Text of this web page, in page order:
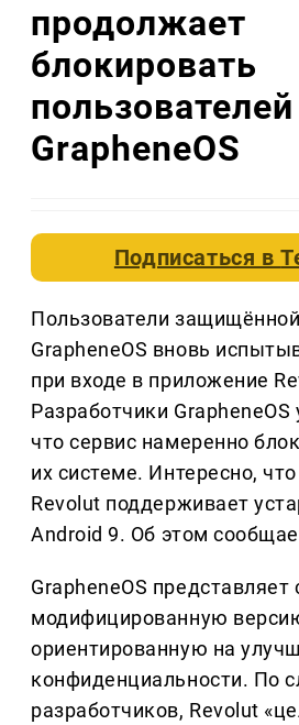
продолжает
блокировать
GrapheneOS
Подписаться в
Пользователи
GrapheneOS вновь
при входе в приложение
Разработчики
что сервис намеренно
их системе. Интересно,
Revolut поддерживает
Android 9. Об этом
GrapheneOS представляет
модифицированную
ориентированную на
конфиденциальности. По
разработчиков, Revolut